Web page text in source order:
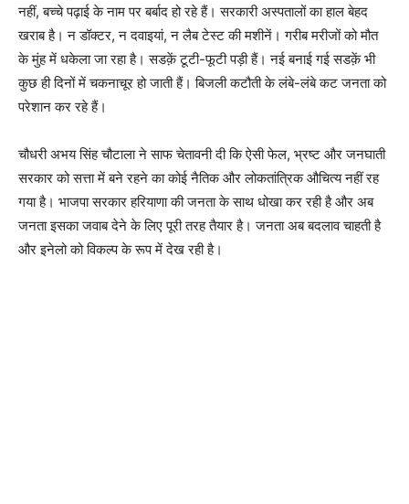
नहीं, बच्चे पढ़ाई के नाम पर बर्बाद हो रहे हैं। सरकारी अस्पतालों का हाल बेहद
खराब है। न डॉक्टर, न दवाइयां, न लैब टेस्ट की मशीनें। गरीब मरीजों को मौत
के मुंह में धकेला जा रहा है। सडक़ें टूटी-फूटी पड़ी हैं। नई बनाई गई सडक़ें भी
कुछ ही दिनों में चकनाचूर हो जाती हैं। बिजली कटौती के लंबे-लंबे कट जनता को
परेशान कर रहे हैं।
चौधरी अभय सिंह चौटाला ने साफ चेतावनी दी कि ऐसी फेल, भ्रष्ट और जनघाती
सरकार को सत्ता में बने रहने का कोई नैतिक और लोकतांत्रिक औचित्य नहीं रह
गया है। भाजपा सरकार हरियाणा की जनता के साथ धोखा कर रही है और अब
जनता इसका जवाब देने के लिए पूरी तरह तैयार है। जनता अब बदलाव चाहती है
और इनेलो को विकल्प के रूप में देख रही है।